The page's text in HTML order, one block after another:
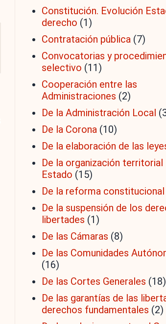
Constitución. Evolución
derecho (1)
Contratación pública (7)
Convocatorias y
selectivo (11)
Cooperación entre las
Administraciones (2)
De la Administración Local
De la Corona (10)
De la elaboración de las
De la organización territorial
Estado (15)
De la reforma constitucional
De la suspensión de los
libertades (1)
De las Cámaras (8)
De las Comunidades
(16)
De las Cortes Generales (18)
De las garantías de las
derechos fundamentales (2)